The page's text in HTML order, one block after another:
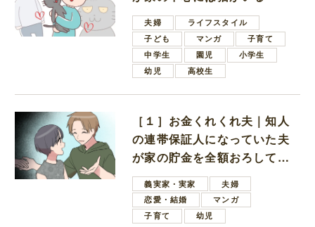
夫婦
ライフスタイル
子ども
マンガ
子育て
中学生
園児
小学生
幼児
高校生
［１］お金くれくれ夫｜知人
の連帯保証人になっていた夫
が家の貯金を全額おろしてほ
しいと言ってきた
義実家・実家
夫婦
恋愛・結婚
マンガ
子育て
幼児